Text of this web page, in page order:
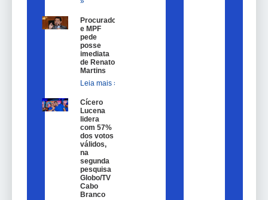
Procurador
e MPF
pede
posse
imediata
de Renato
Martins
Leia mais »
Cícero
Lucena
lidera
com 57%
dos votos
válidos,
na
segunda
pesquisa
Globo/TV
Cabo
Branco